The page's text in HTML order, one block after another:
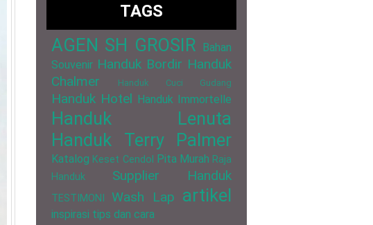
TAGS
AGEN SH GROSIR Bahan
Souvenir Handuk Bordir Handuk
Chalmer
Handuk Cuci Gudang
Handuk Hotel Handuk Immortelle
Handuk Lenuta
Handuk Terry Palmer
Katalog Keset Cendol Pita Murah Raja
Handuk
Supplier Handuk
TESTIMONI Wash Lap artikel
inspirasi tips dan cara